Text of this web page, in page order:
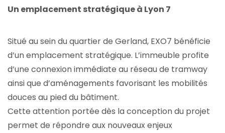
Un emplacement stratégique à Lyon 7
Situé au sein du quartier de Gerland, EXO7 bénéficie
d’un emplacement stratégique. L’immeuble profite
d’une connexion immédiate au réseau de tramway
ainsi que d’aménagements favorisant les mobilités
douces au pied du bâtiment.
Cette attention portée dès la conception du projet
permet de répondre aux nouveaux enjeux